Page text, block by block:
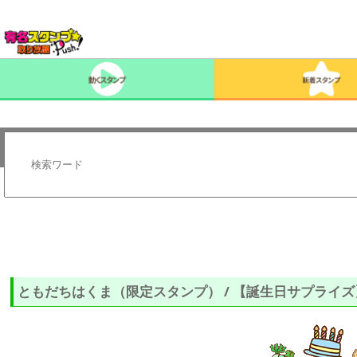
ともだちはくま（限定スタンプ） / 【誕生日サプライ